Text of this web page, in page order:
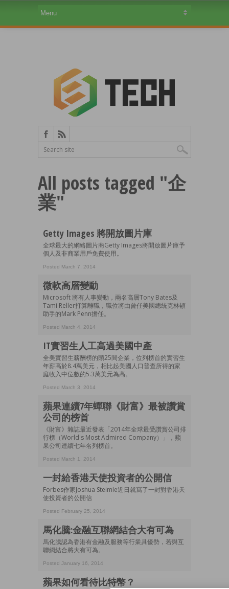
All posts tagged "企
業"
Getty Images 將開放圖片庫
全球最大的網絡圖片商Getty Images將開放圖片庫予
個人及非商業用戶免費使用。
Posted March 7, 2014
微軟高層變動
Microsoft 將有人事變動，兩名高層Tony Bates及
Tami Reller打算離職，職位將由曾任美國總統克林頓
助手的Mark Penn擔任。
Posted March 4, 2014
IT實習生人工高過美國中產
全美實習生薪酬榜的頭25間企業，位列榜首的實習生
年薪高於8.4萬美元，相比起美國人口普查所得的家
庭收入中位數的5.3萬美元為高。
Posted March 3, 2014
蘋果連續7年蟬聯《財富》最被讚賞
公司的榜首
《財富》雜誌最近發表「2014年全球最受讚賞公司排
行榜（World's Most Admired Company）」，蘋
果公司連續七年名列榜首。
Posted March 1, 2014
一封給香港天使投資者的公開信
Forbes作家Joshua Steimle近日就寫了一封對香港天
使投資者的公開信
Posted February 25, 2014
馬化騰:金融互聯網結合大有可為
馬化騰認為香港有金融及服務等行業具優勢，若與互
聯網結合將大有可為。
Posted January 16, 2014
蘋果如何看待比特幣？